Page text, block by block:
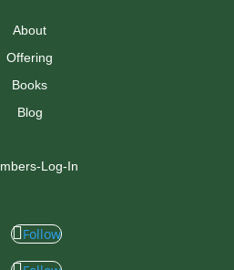
About
Offering
Books
Blog
Log-In
Follow